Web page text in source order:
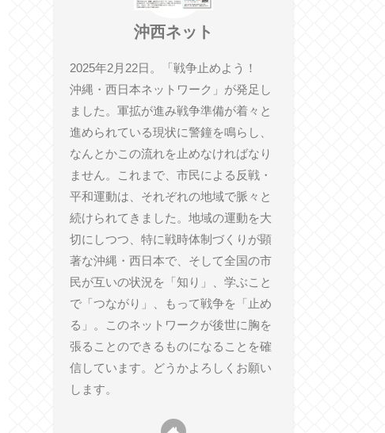
沖西ネット
2025年2月22日。「戦争止めよう！
沖縄・西日本ネットワーク」が発足し
ました。軍拡が進み戦争準備が着々と
進められている現状に警鐘を鳴らし、
なんとかこの流れを止めなければなり
ません。これまで、市民による反戦・
平和運動は、それぞれの地域で脈々と
続けられてきました。地域の運動を大
切にしつつ、特に戦時体制づくりが顕
著な沖縄・西日本で、そして全国の市
民が互いの状況を「知り」、学ぶこと
で「つながり」、もって戦争を「止め
る」。このネットワークが後世に胸を
張ることのできるものになることを確
信しています。どうかよろしくお願い
します。